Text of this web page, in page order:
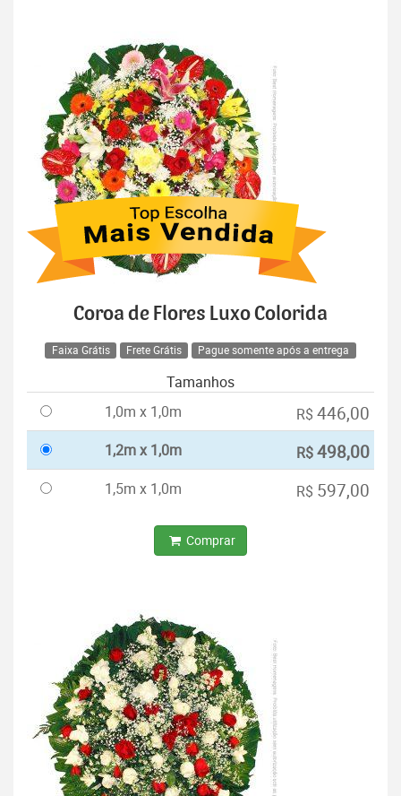
Coroa de Flores Luxo Colorida
Faixa Grátis Frete Grátis Pague somente após a entrega
Tamanhos
1,0m x 1,0m
R$ 446,00
1,2m x 1,0m R$498,00
1,5m x 1,0m R$ 597,00
Comprar